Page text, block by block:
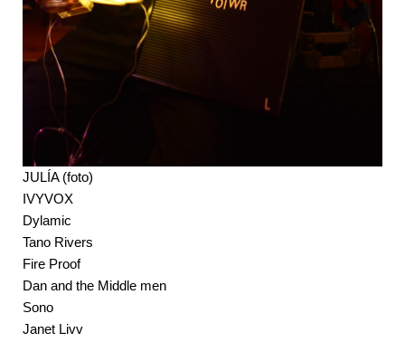
JULÍA (foto)
IVYVOX
Dylamic
Tano Rivers
Fire Proof
Dan and the Middle men
Sono
Janet Livv